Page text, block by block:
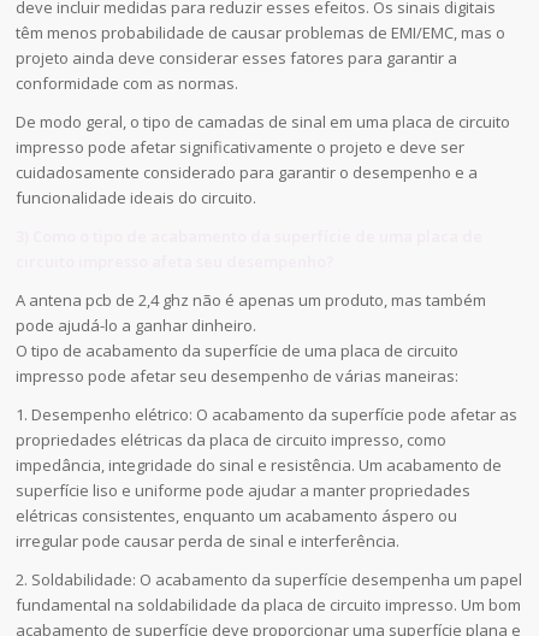
deve incluir medidas para reduzir esses efeitos. Os sinais digitais
têm menos probabilidade de causar problemas de EMI/EMC, mas o
projeto ainda deve considerar esses fatores para garantir a
conformidade com as normas.
De modo geral, o tipo de camadas de sinal em uma placa de circuito
impresso pode afetar significativamente o projeto e deve ser
cuidadosamente considerado para garantir o desempenho e a
funcionalidade ideais do circuito.
A antena pcb de 2,4 ghz não é apenas um produto, mas também
pode ajudá-lo a ganhar dinheiro.
O tipo de acabamento da superfície de uma placa de circuito
impresso pode afetar seu desempenho de várias maneiras:
1. Desempenho elétrico: O acabamento da superfície pode afetar as
propriedades elétricas da placa de circuito impresso, como
impedância, integridade do sinal e resistência. Um acabamento de
superfície liso e uniforme pode ajudar a manter propriedades
elétricas consistentes, enquanto um acabamento áspero ou
irregular pode causar perda de sinal e interferência.
2. Soldabilidade: O acabamento da superfície desempenha um papel
fundamental na soldabilidade da placa de circuito impresso. Um bom
acabamento de superfície deve proporcionar uma superfície plana e